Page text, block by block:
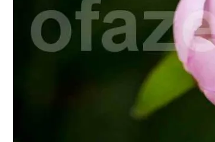
Вьющиеся Комнатные